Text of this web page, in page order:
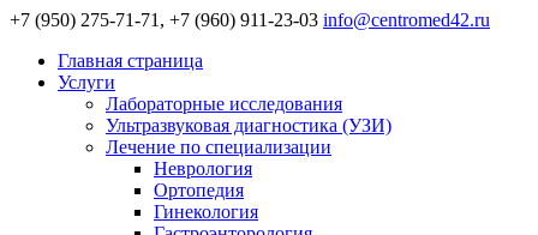
+7 (950) 275-71-71, +7 (960) 911-23-03 info@centromed42.ru
Главная страница
Услуги
Лабораторные исследования
Ультразвуковая диагностика (УЗИ)
Лечение по специализации
Неврология
Ортопедия
Гинекология